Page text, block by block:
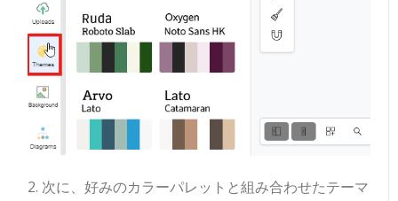
2. 次に、好みのカラーパレットと組み合わせたテーマ